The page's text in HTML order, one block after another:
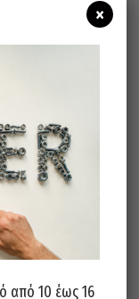
από 10 έως 16
×